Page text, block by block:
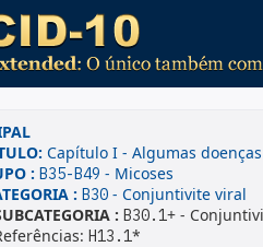
Capítulo I - Algumas
: B35-B49 - Micoses
: B30 - Conjuntivite viral
: B30.1+ -
H13.1*